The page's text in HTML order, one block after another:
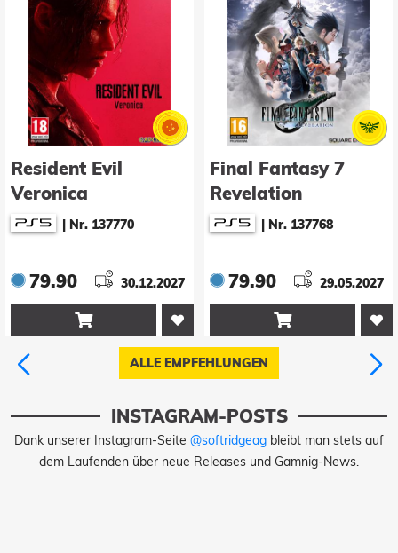
Final Fantasy 7
Revelation
| Nr. 137768
79.90 29.05.2027

Fable
|Nr. 133075
69.90 22.02.2027

ALLE EMPFEHLUNGEN
INSTAGRAM-POSTS
Dank unserer Instagram-Seite @softridgeag bleibt man stets auf
dem Laufenden über neue Releases und Gamnig-News.